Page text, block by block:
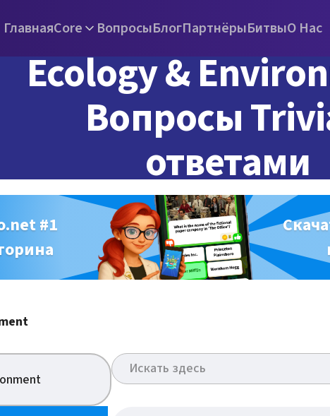
ГлавнаяCore ВопросыБлогПартнёрыБитвыО Нас
Ecology &
Вопросы
ответами
#1